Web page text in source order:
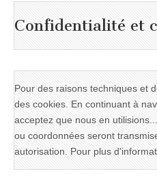
Confidentialité et
Pour des raisons techniques et
des cookies. En continuant à
acceptez que nous en
ou coordonnées seront
autorisation. Pour plus